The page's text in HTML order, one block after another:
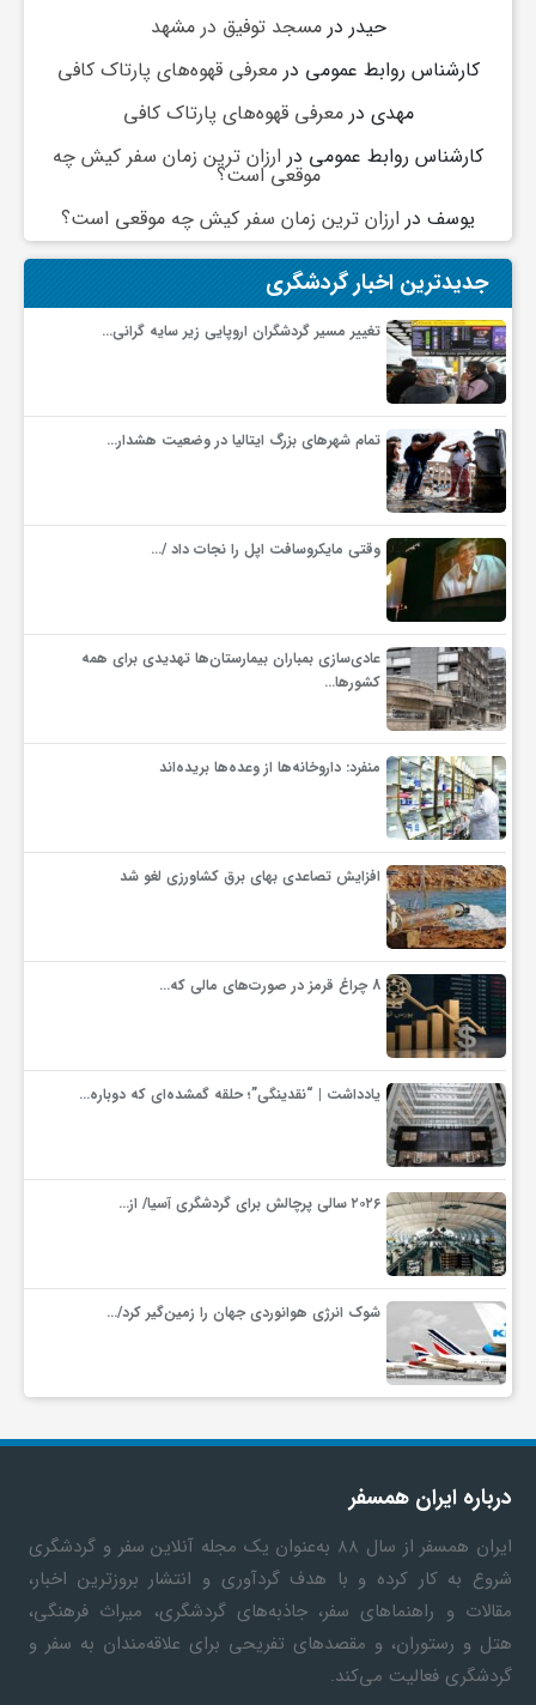
حیدر درمسجد توفیق در مشهد
کارشناس روابط عمومی درمعرفی قهوه‌های پارتاک کافی
مهدی درمعرفی قهوه‌های پارتاک کافی
کارشناس روابط عمومی در ارزان ترین زمان سفر کیش چه
موقعی است؟
یوسف در ارزان ترین زمان سفر کیش چه موقعی است؟
جدیدترین اخبار گردشگری
تغییر مسیر گردشگران اروپایی زیر سایه گرانی…
تمام شهرهای بزرگ ایتالیا در وضعیت هشدار…
وقتی مایکروسافت اپل را نجات داد /…
عادی‌سازی بمباران بیمارستان‌ها تهدیدی برای همه
کشورها…
منفرد: داروخانه‌ها از وعده‌ها بریده‌اند
افزایش تصاعدی بهای برق کشاورزی لغو شد
8 چراغ قرمز در صورت‌های مالی که…
یادداشت | “نقدینگی”؛ حلقه گمشده‌ای که دوباره…
۲۰۲۶ سالی پرچالش برای گردشگری آسیا/ از…
شوک انرژی هوانوردی جهان را زمین‌گیر کرد/…
درباره ایران همسفر
ایران همسفر
از سال ۸۸ به‎‌عنوان یک مجله آنلاین سفر و گردشگری
شروع به کار کرده و با هدف گردآوری و انتشار بروزترین اخبار،
مقالات و راهنماهای سفر، جاذبه‌های گردشگری، میراث فرهنگی،
هتل و رستوران، و مقصدهای تفریحی برای علاقه‌مندان به سفر و
گردشگری فعالیت می‌کند.